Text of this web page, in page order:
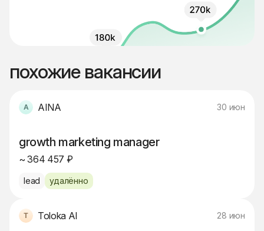
похожие вакансии
AINA 30 июн
growth marketing manager
~ 364 457 ₽
lead удалённо
Toloka AI 28 июн